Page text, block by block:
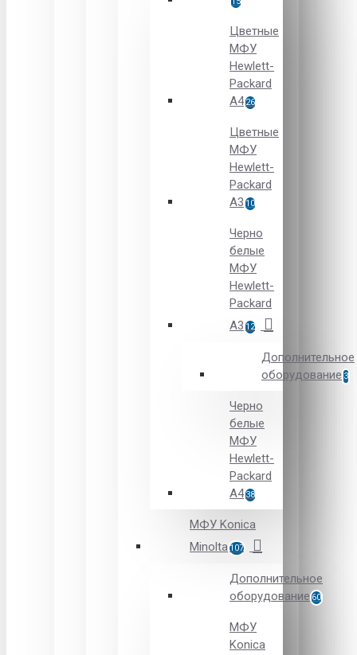
Цветные
МФУ
Hewlett-
Packard
A426
Цветные
МФУ
Hewlett-
Packard
А3 10
Черно
белые
МФУ
Hewlett-
Packard
А3 12
Дополнительное
оборудование 3
Черно
белые
МФУ
Hewlett-
Packard
А438
МФУ Konica
Minolta107
Дополнительное
оборудование 60
МФУ
Konica